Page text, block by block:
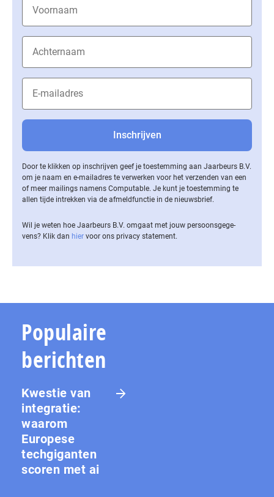
Door te klikken op inschrijven geef je toestemming aan Jaarbeurs B.V.
om je naam en e-mailadres te verwerken voor het verzenden van een
of meer mailings namens Computable. Je kunt je toestemming te
allen tijde intrekken via de af­meld­func­tie in de nieuwsbrief.
Wil je weten hoe Jaarbeurs B.V. omgaat met jouw per­soons­ge­ge­
vens? Klik dan hier voor ons privacy statement.
Populaire
berichten
Kwestie van
integratie:
waarom
Europese
techgiganten
scoren met ai